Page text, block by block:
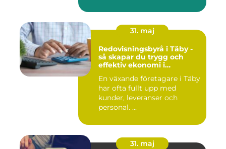
31. maj
Redovisningsbyrå i Täby -
så skapar du trygg och
effektiv ekonomi i
En växande företagare i Täby
har ofta fullt upp med
kunder, leveranser och
personal. ...
31. maj